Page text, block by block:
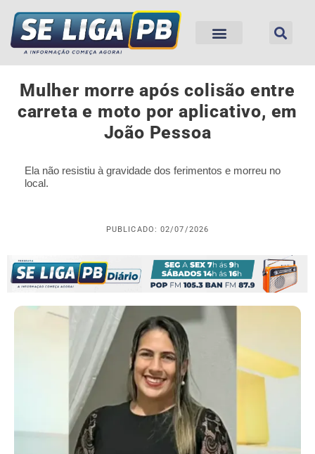
Mulher morre após colisão entre
carreta e moto por aplicativo, em
João Pessoa
Ela não resistiu à gravidade dos ferimentos e morreu no
local.
PUBLICADO: 02/07/2026